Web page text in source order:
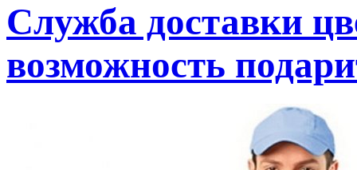
Служба доставки
возможность